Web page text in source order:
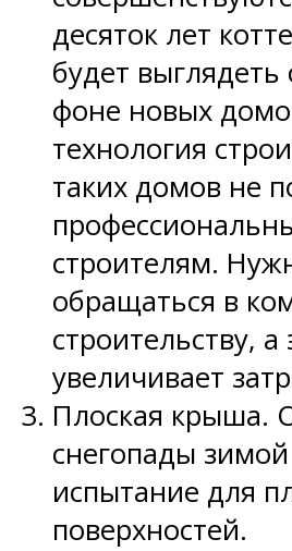
десяток лет
будет выглядеть
фоне новых
технология
таких домов не
строителям.
обращаться в
строительству, а
увеличивает
Плоская крыша.
снегопады
испытание для
поверхностей.